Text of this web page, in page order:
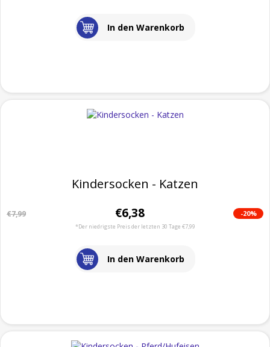
In den Warenkorb
Kindersocken - Katzen
€7,99 €6,38 -20%
*Der niedrigste Preis der letzten 30 Tage €7,99
In den Warenkorb